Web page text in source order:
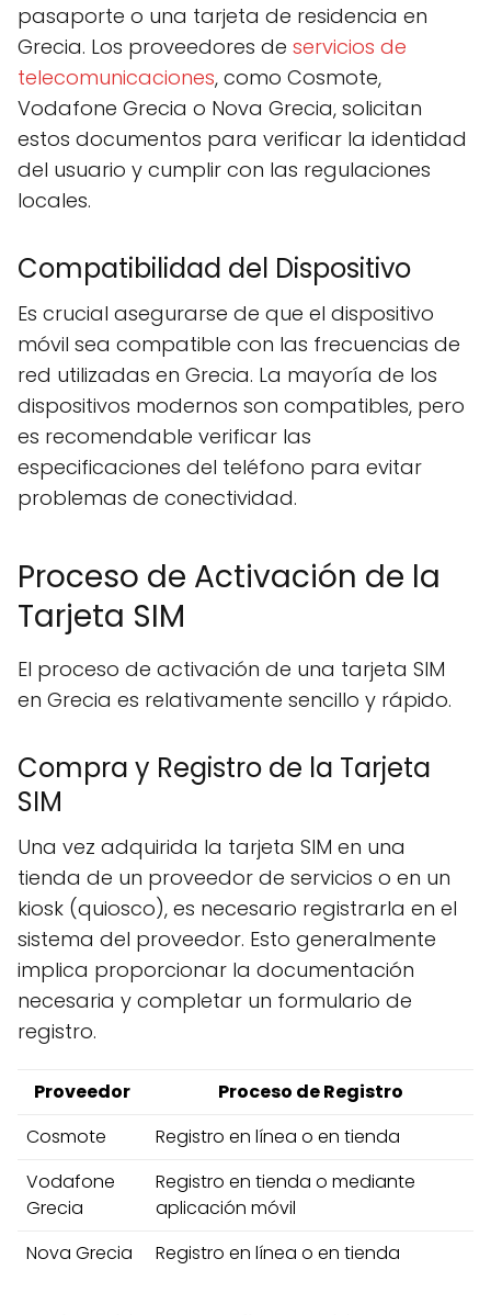
pasaporte o una tarjeta de residencia en
Grecia. Los proveedores de servicios de
telecomunicaciones, como Cosmote,
Vodafone Grecia o Nova Grecia, solicitan
estos documentos para verificar la identidad
del usuario y cumplir con las regulaciones
locales.
Compatibilidad del Dispositivo
Es crucial asegurarse de que el dispositivo
móvil sea compatible con las frecuencias de
red utilizadas en Grecia. La mayoría de los
dispositivos modernos son compatibles, pero
es recomendable verificar las
especificaciones del teléfono para evitar
problemas de conectividad.
Proceso de Activación de la
Tarjeta SIM
El proceso de activación de una tarjeta SIM
en Grecia es relativamente sencillo y rápido.
Compra y Registro de la Tarjeta
SIM
Una vez adquirida la tarjeta SIM en una
tienda de un proveedor de servicios o en un
kiosk (quiosco), es necesario registrarla en el
sistema del proveedor. Esto generalmente
implica proporcionar la documentación
necesaria y completar un formulario de
registro.
Proveedor
Proceso de Registro
Cosmote
Registro en línea o en tienda
Vodafone
Grecia
Registro en tienda o mediante
aplicación móvil
Nova Grecia
Registro en línea o en tienda